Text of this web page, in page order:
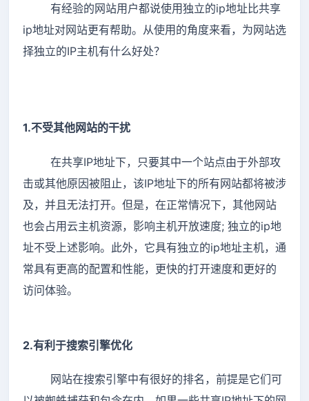
有经验的网站用户都说使用独立的ip地址比共享
ip地址对网站更有帮助。从使用的角度来看，为网站选
择独立的IP主机有什么好处？
1.不受其他网站的干扰
在共享IP地址下，只要其中一个站点由于外部攻
击或其他原因被阻止，该IP地址下的所有网站都将被涉
及，并且无法打开。但是，在正常情况下，其他网站
也会占用云主机资源，影响主机开放速度; 独立的ip地
址不受上述影响。此外，它具有独立的ip地址主机，通
常具有更高的配置和性能，更快的打开速度和更好的
访问体验。
2.有利于搜索引擎优化
网站在搜索引擎中有很好的排名，前提是它们可